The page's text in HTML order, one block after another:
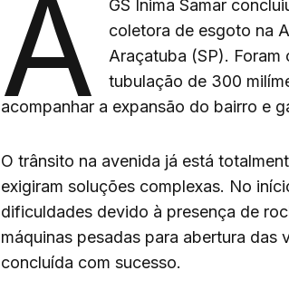
A
GS Inima Samar
coletora de esgoto na
Araçatuba (SP).
tubulação de 300
acompanhar a expansão do bairro e
O trânsito na avenida já está
exigiram soluções complexas. No
dificuldades devido à presença de
máquinas pesadas para abertura
concluída com sucesso.